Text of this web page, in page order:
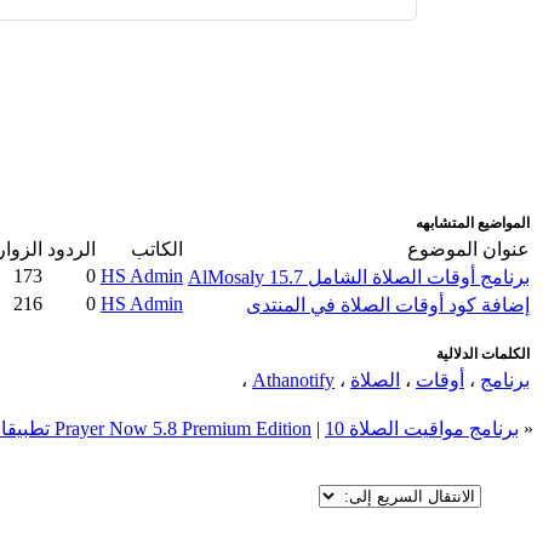
المواضيع المتشابهه
عنوان الموضوع الكاتب الردود
برنامج أوقات الصلاة الشامل AlMosaly 15.7
HS Admin
0
173
إضافة كود أوقات الصلاة في المنتدى
HS Admin
0
216
الكلمات الدلالية
برنامج ، أوقات ، الصلاة ، Athanotify ،
« برنامج مواقيت الصلاة Prayer Now 5.8 Premium Edition | 10 تطبيقات خبيثة ومتطفلة يجب حذفها من هاتفك الذكي